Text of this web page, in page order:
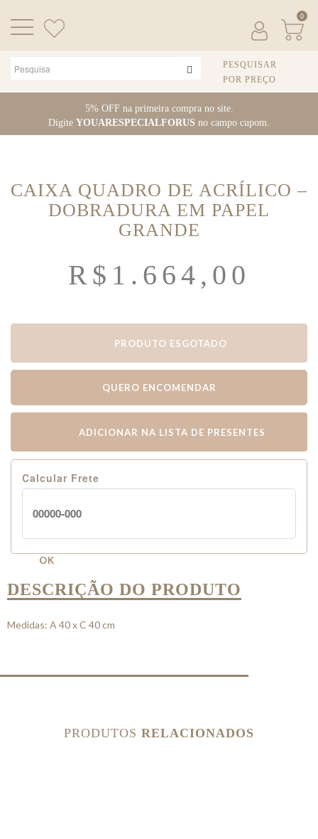
o
5% OFF na primeira compra no site.
Digite YOUARESPECIALFORUS no campo cupom.
0
PESQUISAR
POR PREÇO
CAIXA QUADRO DE ACRÍLICO –
DOBRADURA EM PAPEL
GRANDE
R$ 1.664,00
PRODUTO ESGOTADO
QUERO ENCOMENDAR
ADICIONAR NA LISTA DE PRESENTES
Calcular Frete
OK
DESCRIÇÃO DO PRODUTO
Medidas: A 40 x C 40 cm
PRODUTOS RELACIONADOS